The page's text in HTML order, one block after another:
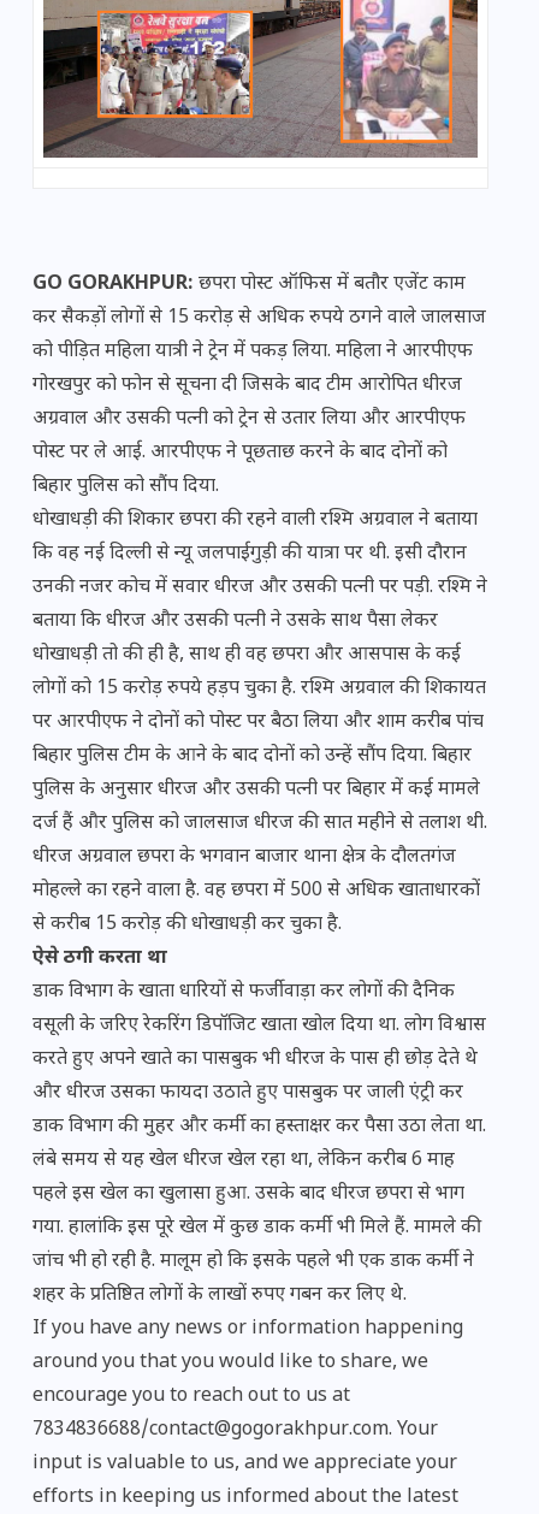
GO GORAKHPUR: छपरा पोस्ट ऑफिस में बतौर एजेंट काम
कर सैकड़ों लोगों से 15 करोड़ से अधिक रुपये ठगने वाले जालसाज
को पीड़ित महिला यात्री ने ट्रेन में पकड़ लिया. महिला ने आरपीएफ
गोरखपुर को फोन से सूचना दी जिसके बाद टीम आरोपित धीरज
अग्रवाल और उसकी पत्नी को ट्रेन से उतार लिया और आरपीएफ
पोस्ट पर ले आई. आरपीएफ ने पूछताछ करने के बाद दोनों को
बिहार पुलिस को सौंप दिया.
धोखाधड़ी की शिकार छपरा की रहने वाली रश्मि अग्रवाल ने बताया
कि वह नई दिल्ली से न्यू जलपाईगुड़ी की यात्रा पर थी. इसी दौरान
उनकी नजर कोच में सवार धीरज और उसकी पत्नी पर पड़ी. रश्मि ने
बताया कि धीरज और उसकी पत्नी ने उसके साथ पैसा लेकर
धोखाधड़ी तो की ही है, साथ ही वह छपरा और आसपास के कई
लोगों को 15 करोड़ रुपये हड़प चुका है. रश्मि अग्रवाल की शिकायत
पर आरपीएफ ने दोनों को पोस्ट पर बैठा लिया और शाम करीब पांच
बिहार पुलिस टीम के आने के बाद दोनों को उन्हें सौंप दिया. बिहार
पुलिस के अनुसार धीरज और उसकी पत्नी पर बिहार में कई मामले
दर्ज हैं और पुलिस को जालसाज धीरज की सात महीने से तलाश थी.
धीरज अग्रवाल छपरा के भगवान बाजार थाना क्षेत्र के दौलतगंज
मोहल्ले का रहने वाला है. वह छपरा में 500 से अधिक खाताधारकों
से करीब 15 करोड़ की धोखाधड़ी कर चुका है.
ऐसे ठगी करता था
डाक विभाग के खाता धारियों से फर्जीवाड़ा कर लोगों की दैनिक
वसूली के जरिए रेकरिंग डिपॉजिट खाता खोल दिया था. लोग विश्वास
करते हुए अपने खाते का पासबुक भी धीरज के पास ही छोड़ देते थे
और धीरज उसका फायदा उठाते हुए पासबुक पर जाली एंट्री कर
डाक विभाग की मुहर और कर्मी का हस्ताक्षर कर पैसा उठा लेता था.
लंबे समय से यह खेल धीरज खेल रहा था, लेकिन करीब 6 माह
पहले इस खेल का खुलासा हुआ. उसके बाद धीरज छपरा से भाग
गया. हालांकि इस पूरे खेल में कुछ डाक कर्मी भी मिले हैं. मामले की
जांच भी हो रही है. मालूम हो कि इसके पहले भी एक डाक कर्मी ने
शहर के प्रतिष्ठित लोगों के लाखों रुपए गबन कर लिए थे.
If you have any news or information happening
around you that you would like to share, we
encourage you to reach out to us at
7834836688/contact@gogorakhpur.com. Your
input is valuable to us, and we appreciate your
efforts in keeping us informed about the latest